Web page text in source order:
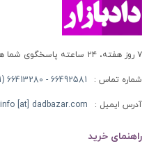
۷ روز هفته، ۲۴ ساعته پاسخگوی شما هستیم
شماره تماس : 66492581 - 66413280 (021)
آدرس ایمیل : info [at] dadbazar.com
راهنمای خرید